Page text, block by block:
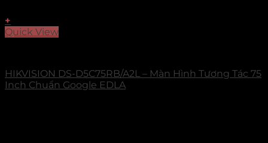
+
Quick View
HIKVISION DS-D5C75RB/A2L – Màn Hình Tương Tác 75
Inch Chuẩn Google EDLA